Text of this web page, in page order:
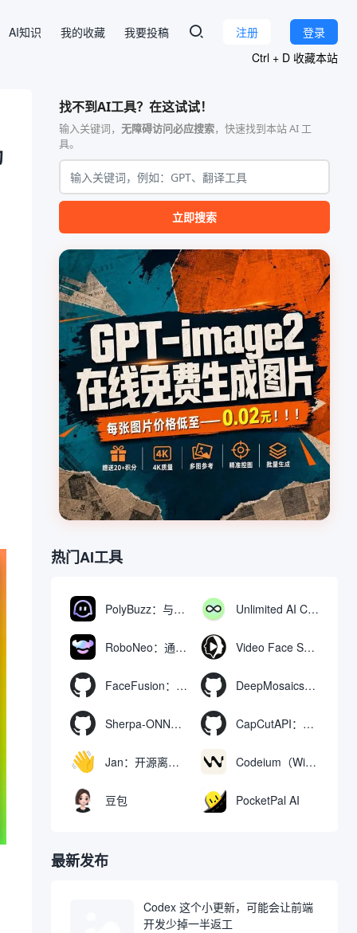
登录
注册
AI知识 我的收藏
我要投稿
Ctrl + D 收藏本站
找不到AI工具？在这试试！
输入关键词， 无障碍访问必应搜索，快速找到本站 AI 工
具。
立即搜索
热门AI工具
PolyBuzz：与AI角色互动的免费聊天与角色扮演平台 Unlimited AI Chat：免费无限制的AI聊天工具
RoboNeo：通过聊天生成和编辑视频与图像的AI工具 Video Face Swap
FaceFusion：视频换脸增强工具|语音同步视频嘴型动作 DeepMosaics：自动去除图像和视频中的马赛克，或向其添加马赛克
Sherpa-ONNX：使用ONNXRuntime实现离线语音识别和合成 CapCutAPI：自动化控制CapCut视频剪辑的开源工具
Jan：开源离线AI助手，ChatGPT 替代品，运行本地AI模型或连接云端AI Codeium（Windsurf Editor）：免费的AI代码补全与聊天工具，Windsurf以对话方式编写完整项目代码
豆包 PocketPal AI
最新发布
Codex 这个小更新，可能会让前端
开发少掉一半返工